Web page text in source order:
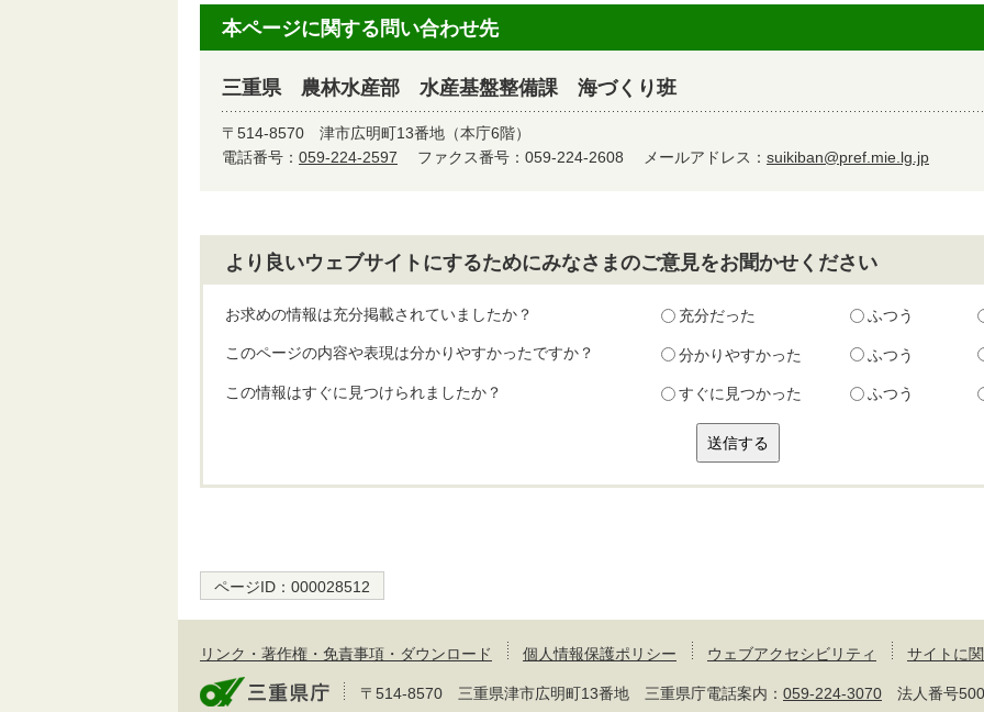
本ページに関する問い合わせ先
三重県 農林水産部 水産基盤整備課 海づくり班
〒514-8570 津市広明町13番地（本庁6階）
電話番号： 059-224-2597 ファクス番号：059-224-2608 メールアドレス： suikiban@pref.mie.lg.jp
より良いウェブサイトにするためにみなさまのご意見をお聞かせください
お求めの情報は充分掲載されていましたか？ 充分だった ふつう
このページの内容や表現は分かりやすかったですか？ 分かりやすかった ふつう
この情報はすぐに見つけられましたか？ すぐに見つかった ふつう
ページID： 000028512
リンク・著作権・免責事項・ダウンロード 個人情報保護ポリシー ウェブアクセシビリティ サイトに
〒514-8570 三重県津市広明町13番地 三重県庁電話案内： 059-224-3070 法人番号